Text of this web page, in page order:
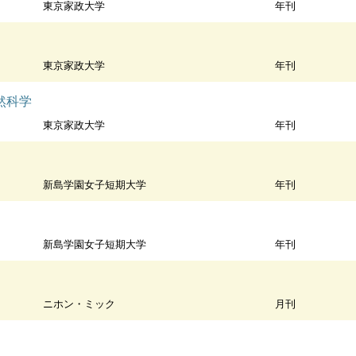
東京家政大学 年刊
東京家政大学 年刊
科学
東京家政大学 年刊
新島学園女子短期大学 年刊
新島学園女子短期大学 年刊
ニホン・ミック 月刊